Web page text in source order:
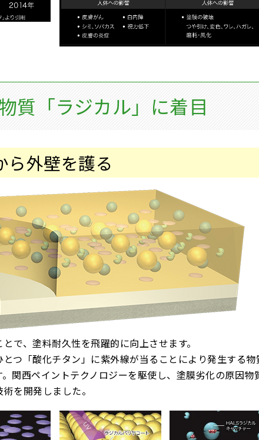
質「ラジカル」に着目
ら外壁を護る
で、塗料耐久性を飛躍的に向上させます。
とつ「酸化チタン」に紫外線が当ることにより発生する物
関西ペイントテクノロジーを駆使し、塗膜劣化の原因物
を開発しました。